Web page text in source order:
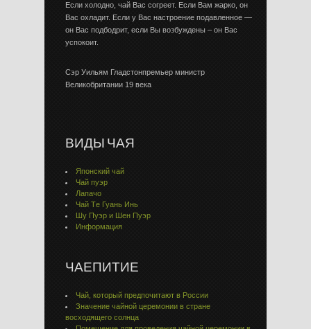
Если холодно, чай Вас согреет. Если Вам жарко, он
Вас охладит. Если у Вас настроение подавленное —
он Вас подбодрит, если Вы возбуждены – он Вас
успокоит.
Сэр Уильям Гладстонпремьер министр
Великобритании 19 века
ВИДЫ ЧАЯ
Японский чай
Чай пуэр
Лапачо
Чай Тe Гуaнь Инь
Шу Пуэр и Шен Пуэр
Информация
ЧАЕПИТИЕ
Чай, который предпочитают в России
Значение чайной церемонии в стране
восходящего солнца